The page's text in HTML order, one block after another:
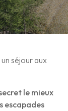
séjour aux
le mieux
escapades